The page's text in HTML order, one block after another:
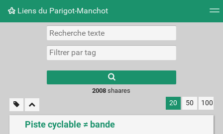
Liens du Parigot-Manchot
Nuage de tags Mur d'images
2008 shaares
20 50 100
Piste cyclable ≠ bande